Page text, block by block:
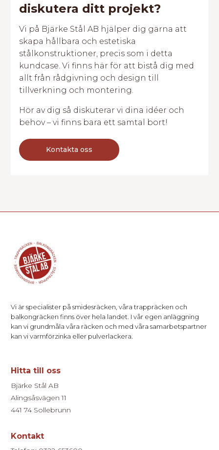
diskutera ditt projekt?
Vi på Bjärke Stål AB hjälper dig gärna att
skapa hållbara och estetiska
stålkonstruktioner, precis som i detta
kundcase. Vi finns här för att bistå dig med
allt från rådgivning och design till
tillverkning och montering.
Hör av dig så diskuterar vi dina idéer och
behov – vi finns bara ett samtal bort!
Kontakta oss
Vi är specialister på smidesräcken, våra trappräcken och
balkongräcken finns över hela landet. I vår egen anläggning
kan vi grundmåla våra räcken och med våra samarbetspartner
kan vi varmförzinka eller pulverlackera.
Hitta till oss
Bjärke Stål AB
Alingsåsvägen 11
441 74 Sollebrunn
Kontakt